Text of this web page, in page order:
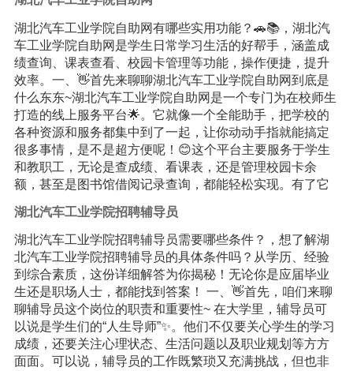
湖北汽车工业学院自助网有哪些实用功能？🚗📚，湖北汽
车工业学院自助网是学生日常学习生活的好帮手，涵盖成
绩查询、课表查看、校园卡管理等功能，操作便捷，提升
效率。一、👋首先来聊聊湖北汽车工业学院自助网到底是
什么东东~湖北汽车工业学院自助网是一个专门为在校师生
打造的线上服务平台🌟。它就像一个全能助手，把学校的
各种资源和服务都集中到了一起，让你动动手指就能搞定
很多事情，是不是超方便呢！😊这个平台主要服务于学生
和教职工，无论是查成绩、看课表，还是管理校园卡余
额，甚至是图书馆借阅记录查询，都能轻松实现。有了它
湖北汽车工业学院招聘辅导员
湖北汽车工业学院招聘辅导员需要哪些条件？，想了解湖
北汽车工业学院招聘辅导员的具体条件吗？从学历、经验
到综合素质，这份详细解答为你揭秘！无论你是应届毕业
生还是职场人士，都能找到答案！ 一、👋首先，咱们来聊
聊辅导员这个岗位的职责和重要性~ 在大学里，辅导员可
以说是学生们的“人生导师”✨。他们不仅要关心学生的学习
成绩，还要关注心理状态、生活问题以及职业规划等方方
面面。可以说，辅导员的工作既繁琐又充满挑战，但也非